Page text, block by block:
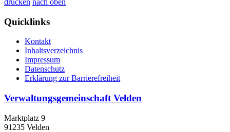
drucken nach oben
Quicklinks
Kontakt
Inhaltsverzeichnis
Impressum
Datenschutz
Erklärung zur Barrierefreiheit
Verwaltungsgemeinschaft Velden
Marktplatz 9
91235 Velden